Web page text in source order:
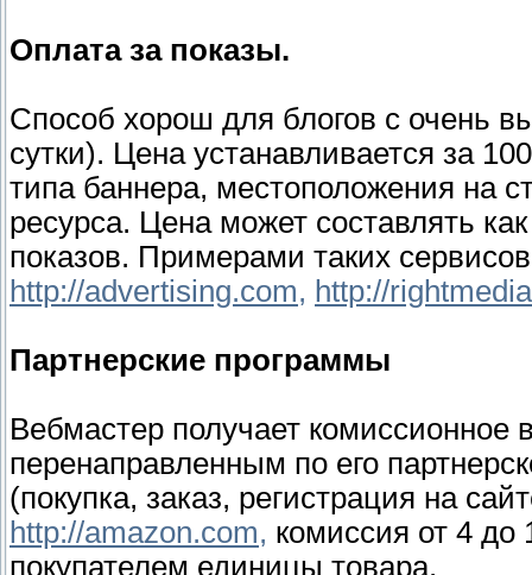
Оплата за показы.
Способ хорош для блогов с очень
сутки). Цена устанавливается за
типа баннера, местоположения на
ресурса. Цена может составлять
показов. Примерами таких
http://advertising.com, http://
Партнерские программы
Вебмастер получает комиссионное
перенаправленным по его
(покупка, заказ, регистрация на
http://amazon.com, комиссия от 4 до
покупателем единицы товара.